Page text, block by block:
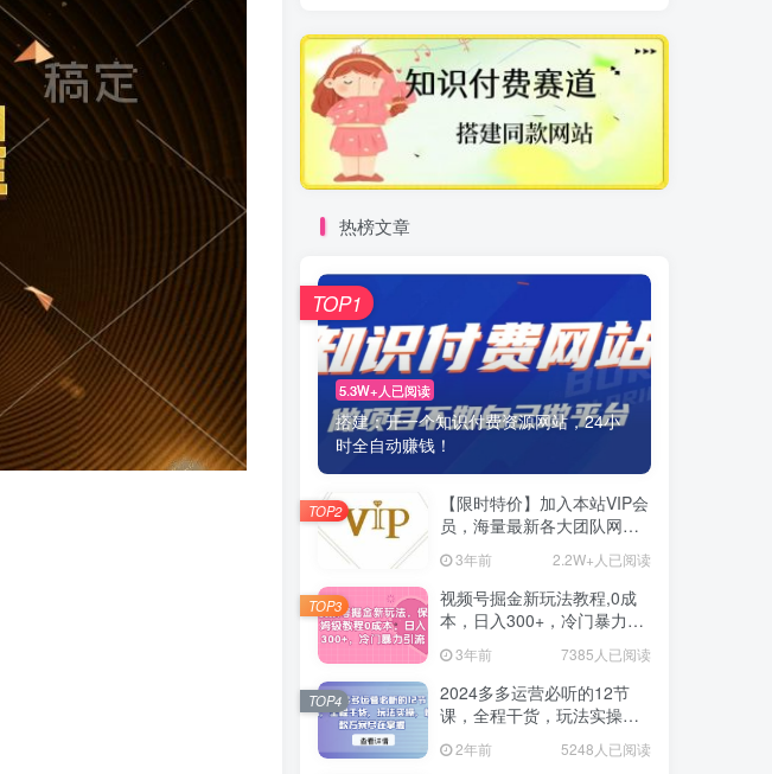
热榜文章
5.3W+人已阅读
搭建：开一个知识付费资源网站，24小
时全自动赚钱！
TOP1
【限时特价】加入本站VIP会
员，海量最新各大团队网赚
内部教程全免费，每天持续
更新！
3年前 2.2W+人已阅读
TOP2
视频号掘金新玩法教程,0成
本，日入300+，冷门暴力引
流 3年前 7385人已阅读
TOP3
2024多多运营必听的12节
课，全程干货，玩法实操，
爆款方案尽在掌握
2年前 5248人已阅读
TOP4